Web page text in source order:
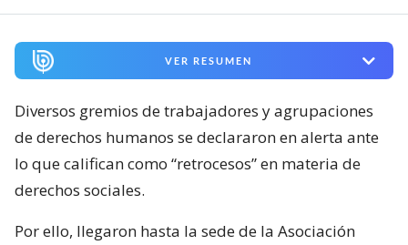
VER RESUMEN
Diversos gremios de trabajadores y agrupaciones
de derechos humanos se declararon en alerta ante
lo que califican como “retrocesos” en materia de
derechos sociales.
Por ello, llegaron hasta la sede de la Asociación